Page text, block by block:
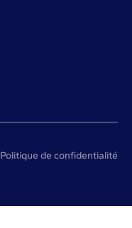
Politique de confidentialité